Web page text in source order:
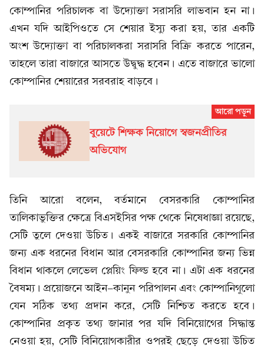
কোম্পানির পরিচালক বা উদ্যোক্তা সরাসরি লাভবান হন না।
এখন যদি আইপিওতে সে শেয়ার ইস্যু করা হয়, তার একটি
অংশ উদ্যোক্তা বা পরিচালকরা সরাসরি বিক্রি করতে পারেন,
তাহলে তারা বাজারে আসতে উদ্বুদ্ধ হবেন। এতে বাজারে ভালো
কোম্পানির শেয়ারের সরবরাহ বাড়বে।
বুয়েটে শিক্ষক নিয়োগে স্বজনপ্রীতির
অভিযোগ
তিনি আরো বলেন, বর্তমানে বেসরকারি কোম্পানির
তালিকাভুক্তির ক্ষেত্রে বিএসইসির পক্ষ থেকে নিষেধাজ্ঞা রয়েছে,
সেটি তুলে দেওয়া উচিত। একই বাজারে সরকারি কোম্পানির
জন্য এক ধরনের বিধান আর বেসরকারি কোম্পানির জন্য ভিন্ন
বিধান থাকলে লেভেল প্লেয়িং ফিল্ড হবে না। এটা এক ধরনের
বৈষম্য। প্রয়োজনে আইন-কানুন পরিপালন এবং কোম্পানিগুলো
যেন সঠিক তথ্য প্রদান করে, সেটি নিশ্চিত করতে হবে।
কোম্পানির প্রকৃত তথ্য জানার পর যদি বিনিয়োগের সিদ্ধান্ত
নেওয়া হয়, সেটি বিনিয়োগকারীর ওপরই ছেড়ে দেওয়া উচিত